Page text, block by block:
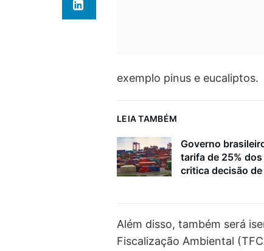
exemplo pinus e eucaliptos.
LEIA TAMBÉM
Governo
tarifa de 25% dos
critica decisão
Além disso, também será
Fiscalização Ambiental